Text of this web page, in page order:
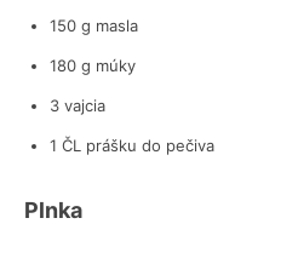
150 g masla
180 g múky
3 vajcia
1 ČL prášku do pečiva
Plnka